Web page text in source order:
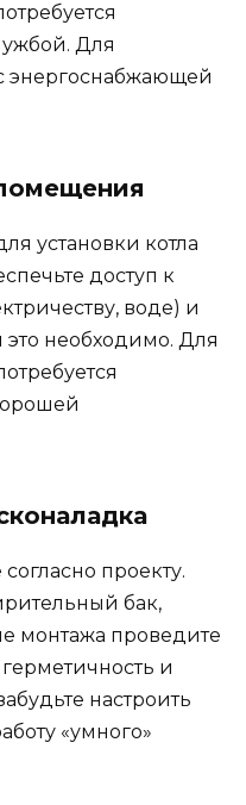
Для
энергоснабжающей
установки котла
доступ к
воде) и
это необходимо. Для
проекту.
бак,
монтажа проведите
и
настроить
«умного»